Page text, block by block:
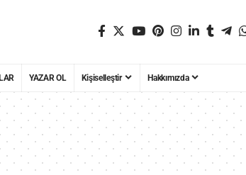
YAZAR OL Kişiselleştir Hakkımızda